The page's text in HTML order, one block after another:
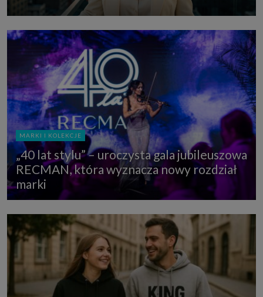
MARKI I KOLEKCJE
„40 lat stylu” – uroczysta gala jubileuszowa
RECMAN, która wyznacza nowy rozdział
marki